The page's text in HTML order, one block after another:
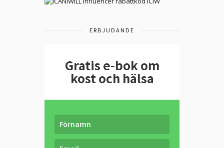
ERBJUDANDE
Gratis e-bok om
kost och hälsa